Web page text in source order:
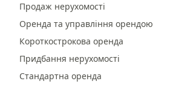
Продаж нерухомості
Оренда та управління орендою
Короткострокова оренда
Придбання нерухомості
Стандартна оренда